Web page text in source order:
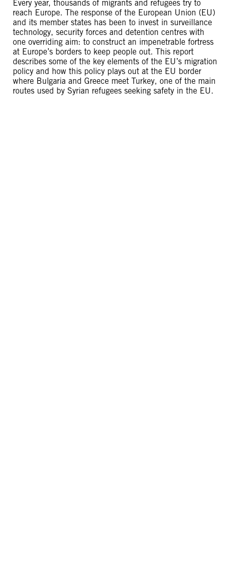
Every year, thousands of migrants and refugees try to
reach Europe. The response of the European Union (EU)
and its member states has been to invest in surveillance
technology, security forces and detention centres with
one overriding aim: to construct an impenetrable fortress
at Europe’s borders to keep people out. This report
describes some of the key elements of the EU’s migration
policy and how this policy plays out at the EU border
where Bulgaria and Greece meet Turkey, one of the main
routes used by Syrian refugees seeking safety in the EU.